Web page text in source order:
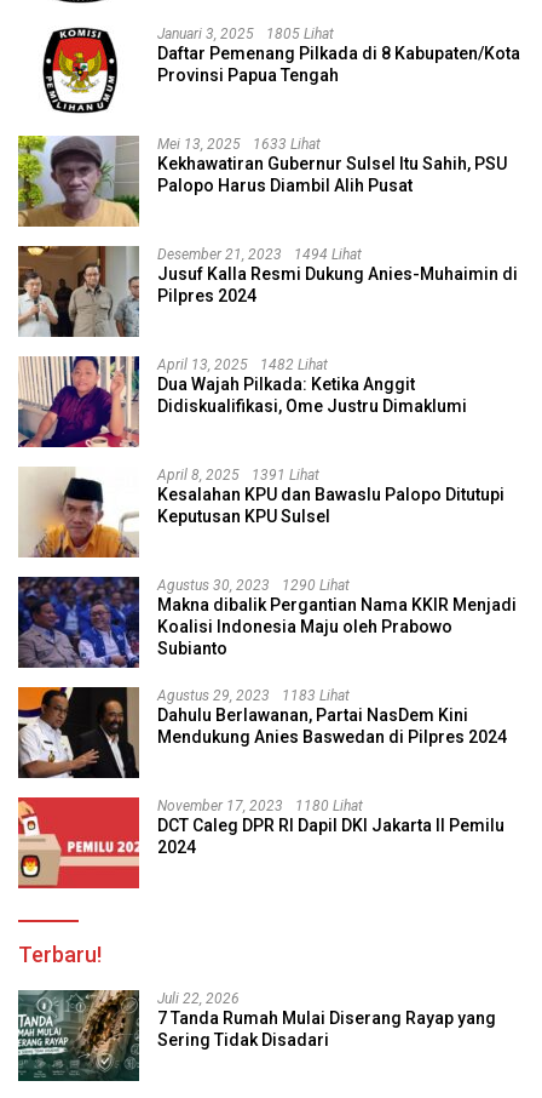
Januari 3, 2025 1805 Lihat
Daftar Pemenang Pilkada di 8 Kabupaten/Kota
Provinsi Papua Tengah
Mei 13, 2025 1633 Lihat
Kekhawatiran Gubernur Sulsel Itu Sahih, PSU
Palopo Harus Diambil Alih Pusat
Desember 21, 2023 1494 Lihat
Jusuf Kalla Resmi Dukung Anies-Muhaimin di
Pilpres 2024
April 13, 2025 1482 Lihat
Dua Wajah Pilkada: Ketika Anggit
Didiskualifikasi, Ome Justru Dimaklumi
April 8, 2025 1391 Lihat
Kesalahan KPU dan Bawaslu Palopo Ditutupi
Keputusan KPU Sulsel
Agustus 30, 2023 1290 Lihat
Makna dibalik Pergantian Nama KKIR Menjadi
Koalisi Indonesia Maju oleh Prabowo
Subianto
Agustus 29, 2023 1183 Lihat
Dahulu Berlawanan, Partai NasDem Kini
Mendukung Anies Baswedan di Pilpres 2024
November 17, 2023 1180 Lihat
DCT Caleg DPR RI Dapil DKI Jakarta II Pemilu
2024
Terbaru!
Juli 22, 2026
7 Tanda Rumah Mulai Diserang Rayap yang
Sering Tidak Disadari